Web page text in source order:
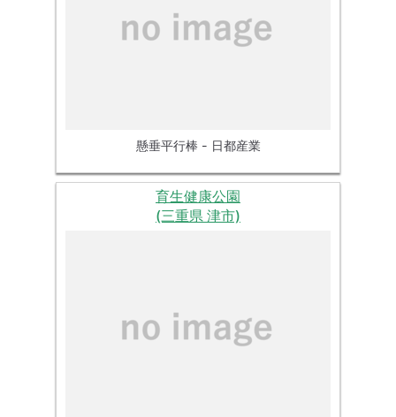
懸垂平行棒 - 日都産業
育生健康公園
(三重県 津市)